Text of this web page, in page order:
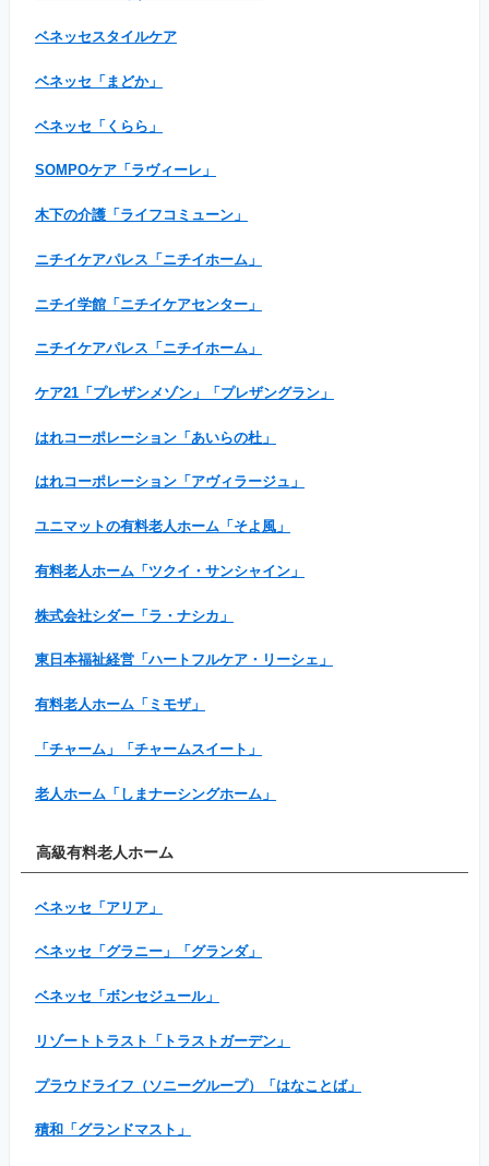
ベネッセスタイルケア
ベネッセ「まどか」
ベネッセ「くらら」
SOMPOケア「ラヴィーレ」
木下の介護「ライフコミューン」
ニチイケアパレス「ニチイホーム」
ニチイ学館「ニチイケアセンター」
ニチイケアパレス「ニチイホーム」
ケア21「プレザンメゾン」「プレザングラン」
はれコーポレーション「あいらの杜」
はれコーポレーション「アヴィラージュ」
ユニマットの有料老人ホーム「そよ風」
有料老人ホーム「ツクイ・サンシャイン」
株式会社シダー「ラ・ナシカ」
東日本福祉経営「ハートフルケア・リーシェ」
有料老人ホーム「ミモザ」
「チャーム」「チャームスイート」
老人ホーム「しまナーシングホーム」
高級有料老人ホーム
ベネッセ「アリア」
ベネッセ「グラニー」「グランダ」
ベネッセ「ボンセジュール」
リゾートトラスト「トラストガーデン」
プラウドライフ（ソニーグループ）「はなことば」
積和「グランドマスト」